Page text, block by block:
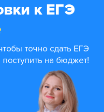
к ЕГЭ
точно сдать ЕГЭ
на бюджет!